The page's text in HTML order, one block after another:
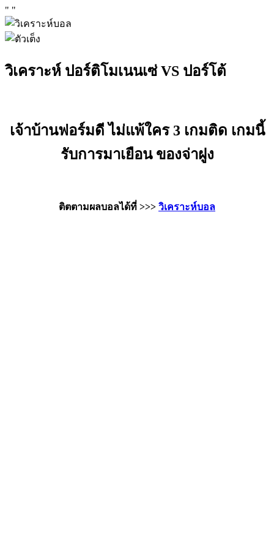
" "
วิเคราะห์ ปอร์ติโมเนนเซ่ VS ปอร์โต้
เจ้าบ้านฟอร์มดี ไม่แพ้ใคร 3 เกมติด เกมนี้
รับการมาเยือน ของจ่าฝูง
ติตตามผลบอลได้ที่ >>> วิเคราะห์บอล